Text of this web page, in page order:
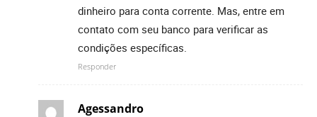
dinheiro para conta corrente. Mas, entre em
contato com seu banco para verificar as
condições específicas.
Responder
Agessandro